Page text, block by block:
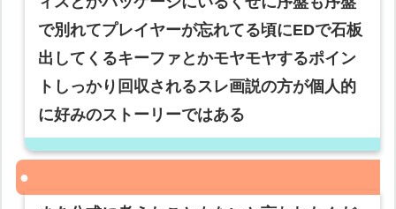
で別れてプレイヤーが忘れてる頃にEDで石板
出してくるキーファとかモヤモヤするポイン
トしっかり回収されるスレ画説の方が個人的
に好みのストーリーではある